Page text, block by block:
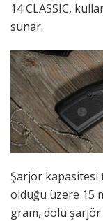
14 CLASSIC,
sunar.
Şarjör kapasitesi
olduğu üzere 15
gram, dolu şarjör